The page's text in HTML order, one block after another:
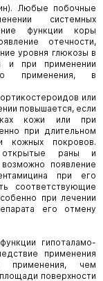
Любые побочные
системных
функции коры
отечности,
уровня глюкозы в
и при применении
применения, в
или
повышается, если
кожи или при
при длительном
кожных покровов.
открытые раны и
появление
при его
соответствующие
при лечении
его отмену
гипоталамо-
применения
применения, чем
поверхности